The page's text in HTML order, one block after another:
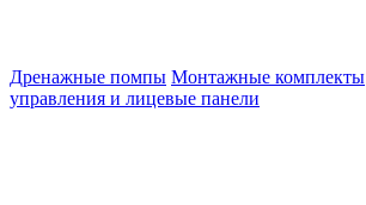
Дренажные помпы Монтажные комплекты
управления и лицевые панели